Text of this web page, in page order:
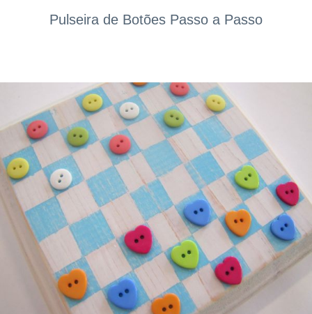
Pulseira de Botões Passo a Passo